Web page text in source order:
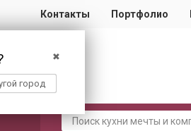
✖
город
Контакты Портфолио